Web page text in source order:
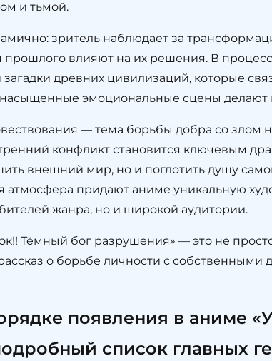
и тьмой.
зритель наблюдает за
прошлого влияют на их решения. В
древних цивилизаций, которые
эмоциональные сцены делают
— тема борьбы добра со злом
конфликт становится ключевым
внешний мир, но и поглотить душу
атмосфера придают аниме уникальную
жанра, но и широкой аудитории.
Тёмный бог разрушения» — это не
о борьбе личности с
появления в аниме
список главных